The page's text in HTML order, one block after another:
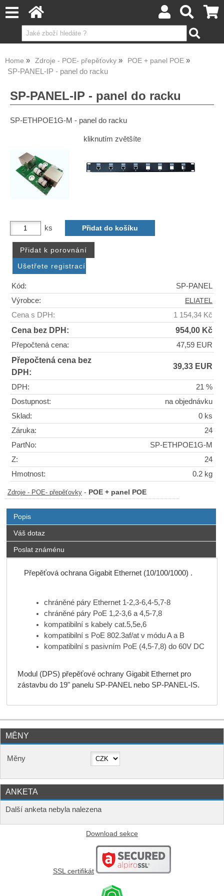
Home Zdroje - POE- přepěťovky POE + panel POE
SP-PANEL-IP - panel do racku
SP-PANEL-IP - panel do racku
SP-ETHPOE1G-M - panel do racku
kliknutím zvětšíte
ks
Kód:
SP-PANEL
Výrobce:
ELIATEL
Cena s DPH: 1 154,34 Kč
Cena bez DPH: 954,00 Kč
Přepočtená cena: 47,59 EUR
Přepočtená cena bez
DPH:
39,33 EUR
DPH:
21 %
Dostupnost:
na objednávku
Sklad:
0 ks
Záruka:
24
PartNo:
SP-ETHPOE1G-M
Z:
24
Hmotnost:
0.2 kg
Zdroje - POE- přepěťovky - POE + panel POE
Popis
Váš dotaz
Poslat známénu
Přepěťová ochrana Gigabit Ethernet (10/100/1000) .
chráněné páry Ethernet 1-2,3-6,4-5,7-8
chráněné páry PoE 1,2-3,6 a 4,5-7,8
kompatibilní s kabely cat.5,5e,6
kompatibilní s PoE 802.3af/at v módu A a B
kompatibilní s pasivním PoE (4,5-7,8) do 60V DC
Modul (DPS) přepěťové ochrany Gigabit Ethernet pro
zástavbu do 19" panelu SP-PANEL nebo SP-PANEL-IS.
MĚNY
Měny
ANKETA
Další anketa nebyla nalezena
Download sekce
SSL certifikát